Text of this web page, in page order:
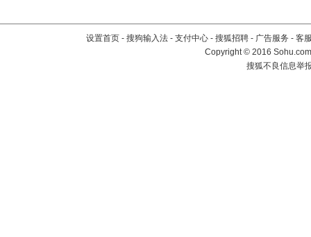
设置首页 - 搜狗输入法 - 支付中心 - 搜狐招聘 - 广告服务 - 客
Copyright©2016
搜狐不良信息举